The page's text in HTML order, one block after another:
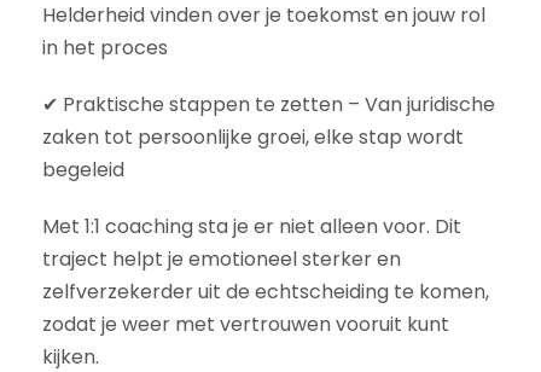
Helderheid vinden over je toekomst en jouw rol
in het proces
✔ Praktische stappen te zetten – Van juridische
zaken tot persoonlijke groei, elke stap wordt
begeleid
Met 1:1 coaching sta je er niet alleen voor. Dit
traject helpt je emotioneel sterker en
zelfverzekerder uit de echtscheiding te komen,
zodat je weer met vertrouwen vooruit kunt
kijken.